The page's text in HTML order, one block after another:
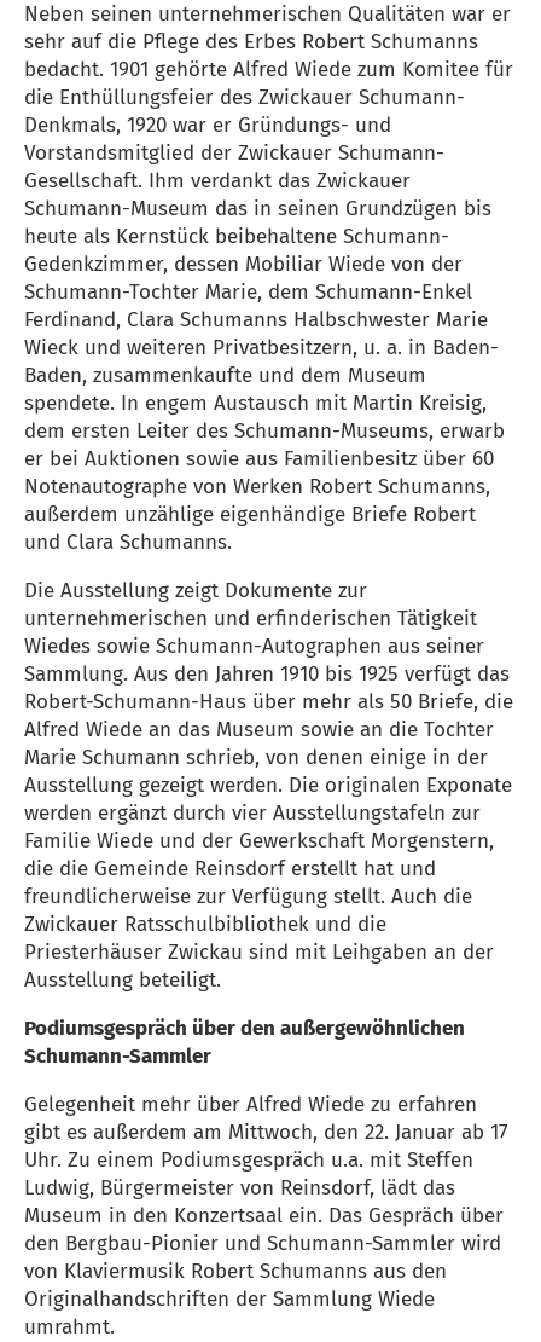
Neben seinen unternehmerischen Qualitäten war er
sehr auf die Pflege des Erbes Robert Schumanns
bedacht. 1901 gehörte Alfred Wiede zum Komitee für
die Enthüllungsfeier des Zwickauer Schumann-
Denkmals, 1920 war er Gründungs- und
Vorstandsmitglied der Zwickauer Schumann-
Gesellschaft. Ihm verdankt das Zwickauer
Schumann-Museum das in seinen Grundzügen bis
heute als Kernstück beibehaltene Schumann-
Gedenkzimmer, dessen Mobiliar Wiede von der
Schumann-Tochter Marie, dem Schumann-Enkel
Ferdinand, Clara Schumanns Halbschwester Marie
Wieck und weiteren Privatbesitzern, u. a. in Baden-
Baden, zusammenkaufte und dem Museum
spendete. In engem Austausch mit Martin Kreisig,
dem ersten Leiter des Schumann-Museums, erwarb
er bei Auktionen sowie aus Familienbesitz über 60
Notenautographe von Werken Robert Schumanns,
außerdem unzählige eigenhändige Briefe Robert
und Clara Schumanns.
Die Ausstellung zeigt Dokumente zur
unternehmerischen und erfinderischen Tätigkeit
Wiedes sowie Schumann-Autographen aus seiner
Sammlung. Aus den Jahren 1910 bis 1925 verfügt das
Robert-Schumann-Haus über mehr als 50 Briefe, die
Alfred Wiede an das Museum sowie an die Tochter
Marie Schumann schrieb, von denen einige in der
Ausstellung gezeigt werden. Die originalen Exponate
werden ergänzt durch vier Ausstellungstafeln zur
Familie Wiede und der Gewerkschaft Morgenstern,
die die Gemeinde Reinsdorf erstellt hat und
freundlicherweise zur Verfügung stellt. Auch die
Zwickauer Ratsschulbibliothek und die
Priesterhäuser Zwickau sind mit Leihgaben an der
Ausstellung beteiligt.
Podiumsgespräch über den außergewöhnlichen
Schumann-Sammler
Gelegenheit mehr über Alfred Wiede zu erfahren
gibt es außerdem am Mittwoch, den 22. Januar ab 17
Uhr. Zu einem Podiumsgespräch u.a. mit Steffen
Ludwig, Bürgermeister von Reinsdorf, lädt das
Museum in den Konzertsaal ein. Das Gespräch über
den Bergbau-Pionier und Schumann-Sammler wird
von Klaviermusik Robert Schumanns aus den
Originalhandschriften der Sammlung Wiede
umrahmt.